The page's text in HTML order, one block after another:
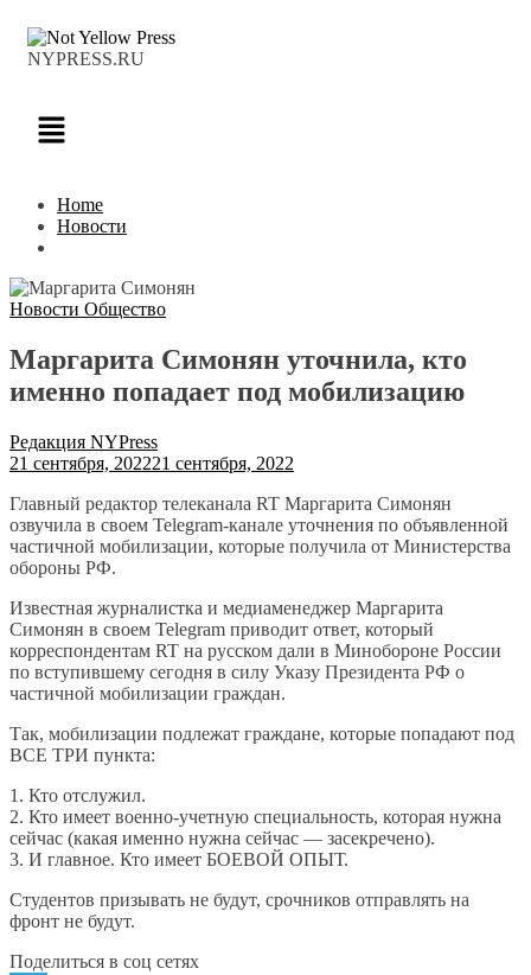
NYPRESS.RU
Home
Новости
Новости Общество
Маргарита Симонян уточнила, кто
именно попадает под мобилизацию
Редакция NYPress
21 сентября, 202221 сентября, 2022
Главный редактор телеканала RT Маргарита Симонян
озвучила в своем Telegram-канале уточнения по объявленной
частичной мобилизации, которые получила от Министерства
обороны РФ.
Известная журналистка и медиаменеджер Маргарита
Симонян в своем Telegram приводит ответ, который
корреспондентам RT на русском дали в Минобороне России
по вступившему сегодня в силу Указу Президента РФ о
частичной мобилизации граждан.
Так, мобилизации подлежат граждане, которые попадают под
ВСЕ ТРИ пункта:
1. Кто отслужил.
2. Кто имеет военно-учетную специальность, которая нужна
сейчас (какая именно нужна сейчас — засекречено).
3. И главное. Кто имеет БОЕВОЙ ОПЫТ.
Студентов призывать не будут, срочников отправлять на
фронт не будут.
Поделиться в соц сетях